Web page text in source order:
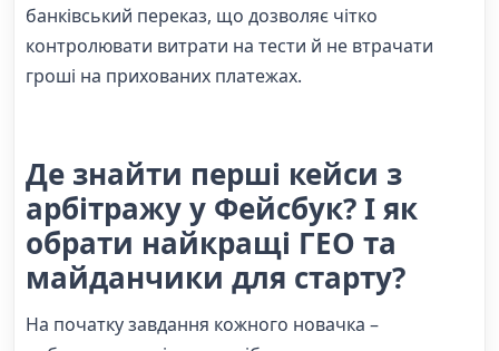
банківський переказ, що дозволяє чітко
контролювати витрати на тести й не втрачати
гроші на прихованих платежах.
Де знайти перші кейси з
арбітражу у Фейсбук? І як
обрати найкращі ГЕО та
майданчики для старту?
На початку завдання кожного новачка –